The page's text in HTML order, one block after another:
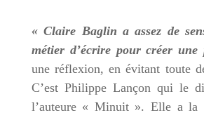
« Claire Baglin a assez de
métier d’écrire pour créer une
une réflexion, en évitant toute
C’est Philippe Lançon qui le
l’auteure « Minuit ». Elle a la